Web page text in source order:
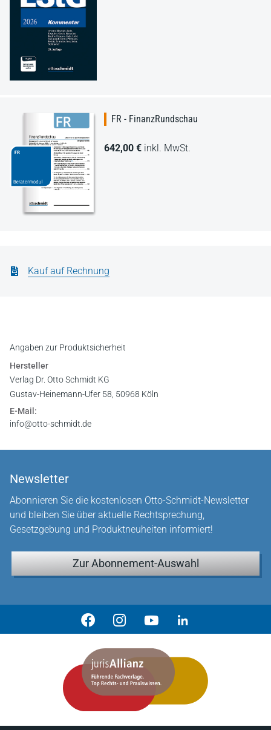
FR - FinanzRundschau
642,00 € inkl. MwSt.
Kauf auf Rechnung
Angaben zur Produktsicherheit
Hersteller
Verlag Dr. Otto Schmidt KG
Gustav-Heinemann-Ufer 58, 50968 Köln
E-Mail:
info@otto-schmidt.de
Newsletter
Abonnieren Sie die kostenlosen Otto-Schmidt-Newsletter
und bleiben Sie über aktuelle Rechtsprechung,
Gesetzgebung und Produktneuheiten informiert!
Zur Abonnement-Auswahl